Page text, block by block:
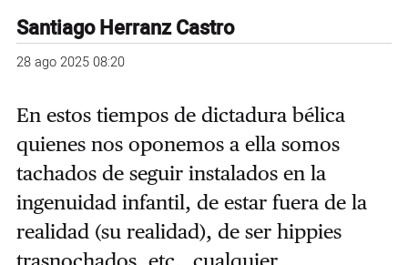
Santiago Herranz Castro
28 ago 2025 08:20
En estos tiempos de dictadura bélica
quienes nos oponemos a ella somos
tachados de seguir instalados en la
ingenuidad infantil, de estar fuera de la
realidad (su realidad), de ser hippies
trasnochados, etc., cualquier